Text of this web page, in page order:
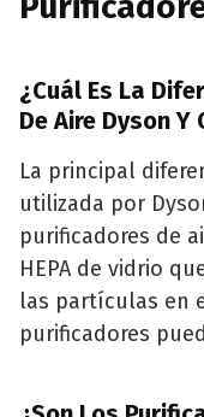
¿Cuál Es La
De Aire Dyson
La principal
utilizada por
purificadores de
HEPA de vidrio
las partículas en
purificadores